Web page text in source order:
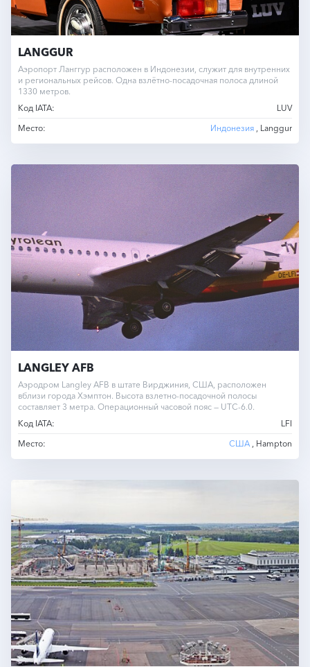
LANGGUR
Аэропорт Ланггур расположен в Индонезии, служит для внутренних
и региональных рейсов. Одна взлётно-посадочная полоса длиной
1330 метров.
Код IATA:
LUV
Место:
Индонезия , Langgur
LANGLEY AFB
Аэродром Langley AFB в штате Вирджиния, США, расположен
вблизи города Хэмптон. Высота взлетно-посадочной полосы
составляет 3 метра. Операционный часовой пояс — UTC-6.0.
Код IATA:
LFI
Место:
США , Hampton